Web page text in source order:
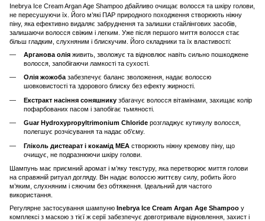
Inebrya Ice Cream Argan Age Shampoo дбайливо очищає волосся та шкіру голови,
не пересушуючи їх. Його м’які ПАР природного походження створюють ніжну
піну, яка ефективно видаляє забруднення та залишки стайлінгових засобів,
залишаючи волосся свіжим і легким. Уже після першого миття волосся стає
більш гладким, слухняним і блискучим. Його складники та їх властивості:
Арганова олія живить, зволожує та відновлює навіть сильно пошкоджене
волосся, запобігаючи ламкості та сухості.
Олія жожоба забезпечує баланс зволоження, надає волоссю
шовковистості та здорового блиску без ефекту жирності.
Екстракт насіння соняшнику збагачує волосся вітамінами, захищає колір
пофарбованих пасом і запобігає тьмяності.
Guar Hydroxypropyltrimonium Chloride розгладжує кутикулу волосся,
полегшує розчісування та надає об’єму.
Гліколь дистеарат і кокамід МЕА створюють ніжну кремову піну, що
очищує, не подразнюючи шкіру голови.
Шампунь має приємний аромат і м’яку текстуру, яка перетворює миття голови
на справжній ритуал догляду. Він надає волоссю життєву силу, робить його
м’яким, слухняним і сяючим без обтяження. Ідеальний для частого
використання.
Регулярне застосування шампуню Inebrya Ice Cream Argan Age Shampoo у
комплексі з маскою з тієї ж серії забезпечує довготривале відновлення, захист і